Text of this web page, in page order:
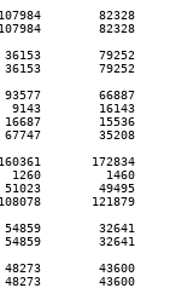
82328
82328
79252
79252
93577        66887
9143        16143
15536
35208
160361
1260         1460
49495
121879
32641
32641
43600
43600